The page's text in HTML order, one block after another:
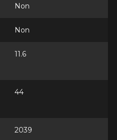
Non
Non
11.6
44
2039